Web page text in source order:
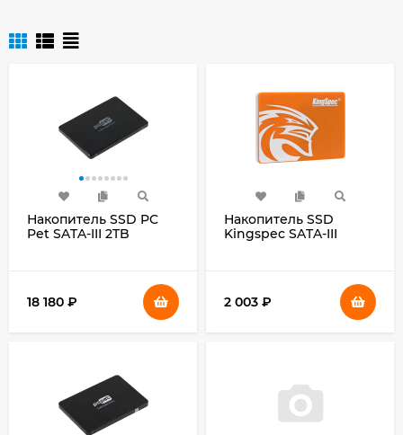
Накопитель SSD PC
Pet SATA-III 2TB
18 180 ₽
Накопитель SSD
Kingspec SATA-III
2 003 ₽